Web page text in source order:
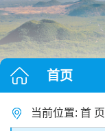
首页
当前位置: 首 页